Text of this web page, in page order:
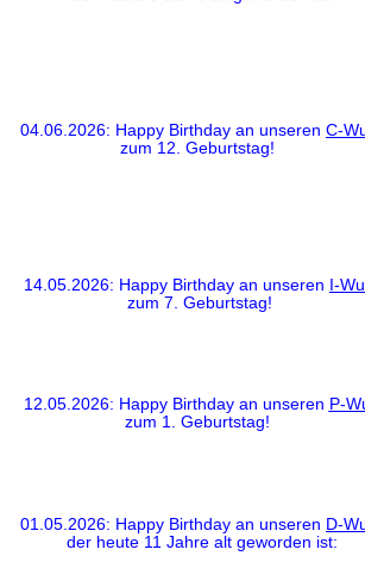
04.06.2026: Happy Birthday an unseren C-
zum 12. Geburtstag!
14.05.2026: Happy Birthday an unseren I-
zum 7. Geburtstag!
12.05.2026: Happy Birthday an unseren P-
zum 1. Geburtstag!
01.05.2026: Happy Birthday an unseren D-
der heute 11 Jahre alt geworden ist: